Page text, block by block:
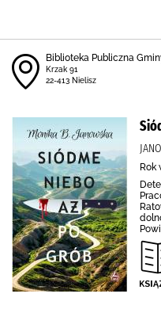
Biblioteka Publiczna
Krzak 91
22-413 Nielisz
Rok